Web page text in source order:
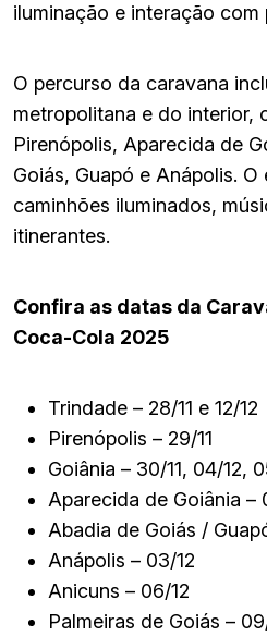
iluminação e interação com
O percurso da caravana
metropolitana e do interior,
Pirenópolis, Aparecida de
Goiás, Guapó e Anápolis.
caminhões iluminados,
itinerantes.
Confira as datas da
Coca-Cola 2025
Trindade – 28/11 e 12/12
Pirenópolis – 29/11
Goiânia – 30/11, 04/12,
Aparecida de Goiânia –
Abadia de Goiás /
Anápolis – 03/12
Anicuns – 06/12
Palmeiras de Goiás –